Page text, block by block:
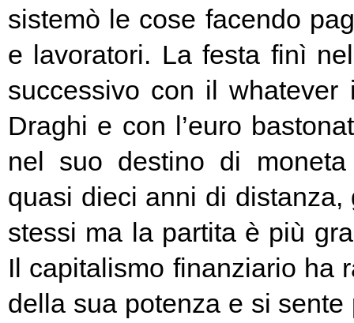
sistemò le cose facendo
e lavoratori. La festa finì
successivo con il whatever
Draghi e con l’euro
nel suo destino di
quasi dieci anni di
stessi ma la partita è più
Il capitalismo finanziario ha
della sua potenza e si sente